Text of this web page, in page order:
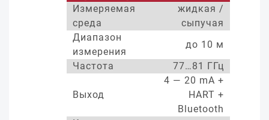
Измеряемая
среда
жидкая /
сыпучая
Диапазон
измерения
до 10 м
Частота
77…81 ГГц
Выход
4 — 20 mA +
HART +
Bluetooth